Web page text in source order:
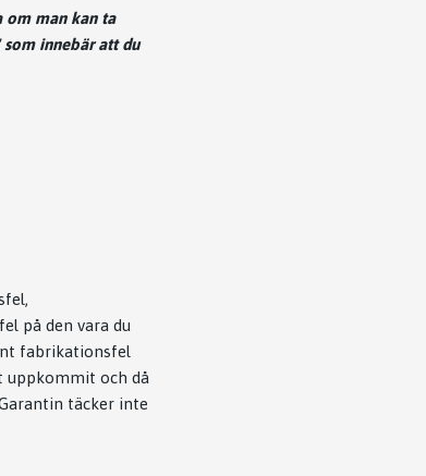
om man kan ta
innebär att du
på den vara du
fabrikationsfel
uppkommit och då
täcker inte